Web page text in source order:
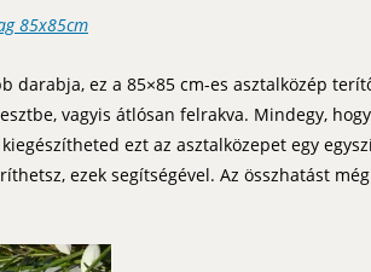
85x85cm
darabja, ez a 85×85 cm-es asztalközép
vagyis átlósan felrakva. Mindegy,
ezt az asztalközepet egy
ezek segítségével. Az összhatást